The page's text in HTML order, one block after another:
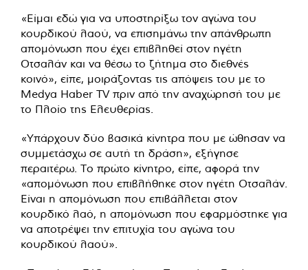
«Είμαι εδώ για να υποστηρίξω τον αγώνα του
κουρδικού λαού, να επισημάνω την απάνθρωπη
απομόνωση που έχει επιβληθεί στον ηγέτη
Οτσαλάν και να θέσω το ζήτημα στο διεθνές
κοινό», είπε, μοιράζοντας τις απόψεις του με το
Medya Haber TV πριν από την αναχώρησή του με
το Πλοίο της Ελευθερίας.
«Υπάρχουν δύο βασικά κίνητρα που με ώθησαν να
συμμετάσχω σε αυτή τη δράση», εξήγησε
περαιτέρω. Το πρώτο κίνητρο, είπε, αφορά την
«απομόνωση που επιβλήθηκε στον ηγέτη Οτσαλάν.
Είναι η απομόνωση που επιβάλλεται στον
κουρδικό λαό, η απομόνωση που εφαρμόστηκε για
να αποτρέψει την επιτυχία του αγώνα του
κουρδικού λαού».